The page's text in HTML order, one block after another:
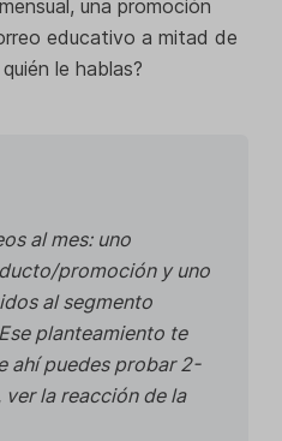
una promoción
educativo a mitad de
le hablas?
al mes: uno
promoción y uno
al segmento
Ese planteamiento te
ahí puedes probar 2-
la reacción de la